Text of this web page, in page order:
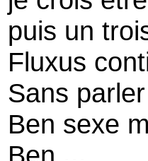
puis un
Fluxus
Sans
Ben sexe
Ben ...